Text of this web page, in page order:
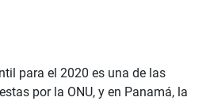
para el 2020 es una de las
por la ONU, y en Panamá, la